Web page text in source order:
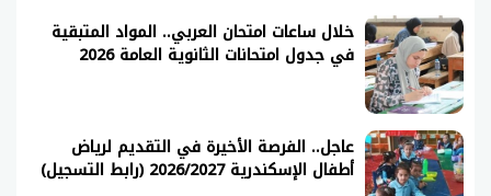
خلال ساعات امتحان العربي.. المواد المتبقية
في جدول امتحانات الثانوية العامة 2026
عاجل.. الفرصة الأخيرة في التقديم لرياض
أطفال الإسكندرية 2026/2027 (رابط التسجيل)